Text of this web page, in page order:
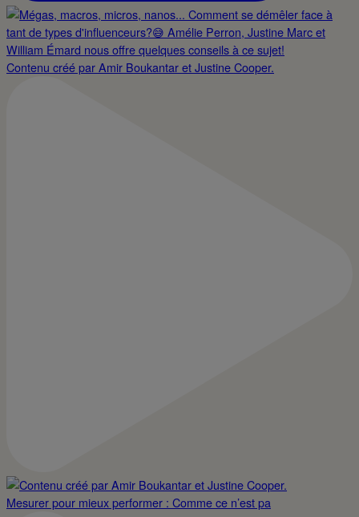
Contenu créé par Amir Boukantar et Justine Cooper.
Mesurer pour mieux performer : Comme ce n’est pa